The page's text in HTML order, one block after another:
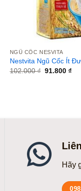
NGŨ CỐC NESVITA
Nestvita Ngũ Cốc Ít
102.000₫ Giá
91.800₫Giá
Hãy